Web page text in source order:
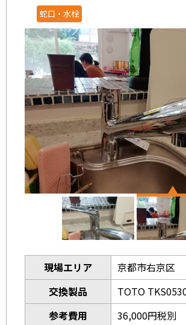
蛇口・水栓
現場エリア
京都市右京区
交換製品
TOTO
参考費用
36,000円税別